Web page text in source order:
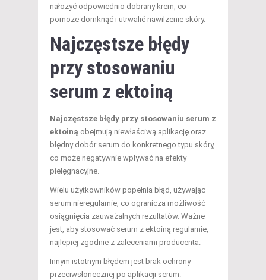
nałożyć odpowiednio dobrany krem, co
pomoże domknąć i utrwalić nawilżenie skóry.
Najczęstsze błędy
przy stosowaniu
serum z ektoiną
Najczęstsze błędy przy stosowaniu serum z
ektoiną obejmują niewłaściwą aplikację oraz
błędny dobór serum do konkretnego typu skóry,
co może negatywnie wpływać na efekty
pielęgnacyjne.
Wielu użytkowników popełnia błąd, używając
serum nieregularnie, co ogranicza możliwość
osiągnięcia zauważalnych rezultatów. Ważne
jest, aby stosować serum z ektoiną regularnie,
najlepiej zgodnie z zaleceniami producenta.
Innym istotnym błędem jest brak ochrony
przeciwsłonecznej po aplikacji serum.